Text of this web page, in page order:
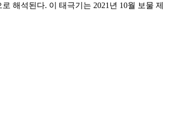
해석된다. 이 태극기는 2021년 10월 보물 제